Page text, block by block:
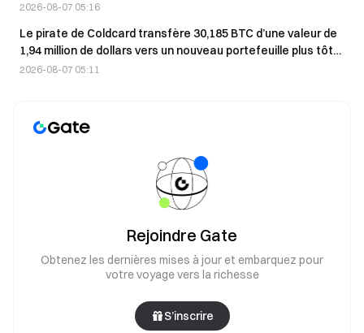
2026-08-07 05:16
Le pirate de Coldcard transfère 30,185 BTC d’une valeur de
1,94 million de dollars vers un nouveau portefeuille plus tôt
aujourd’hui
2026-08-07 05:11
Rejoindre Gate
Obtenez les dernières mises à jour et embarquez pour
votre voyage vers la richesse
S’inscrire